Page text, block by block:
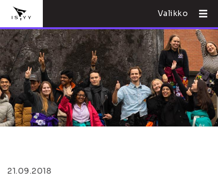
Valikko
21.09.2018